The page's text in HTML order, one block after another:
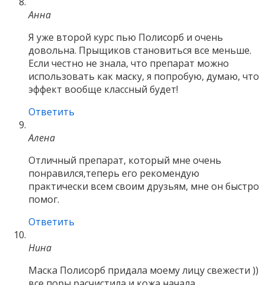
Анна
Я уже второй курс пью Полисорб и очень
довольна. Прыщиков становиться все меньше.
Если честно не знала, что препарат можно
использовать как маску, я попробую, думаю, что
эффект вообще классный будет!
Ответить
Алена
Отличный препарат, который мне очень
понравился,теперь его рекомендую
практически всем своим друзьям, мне он быстро
помог.
Ответить
Нина
Маска Полисорб придала моему лицу свежести ))